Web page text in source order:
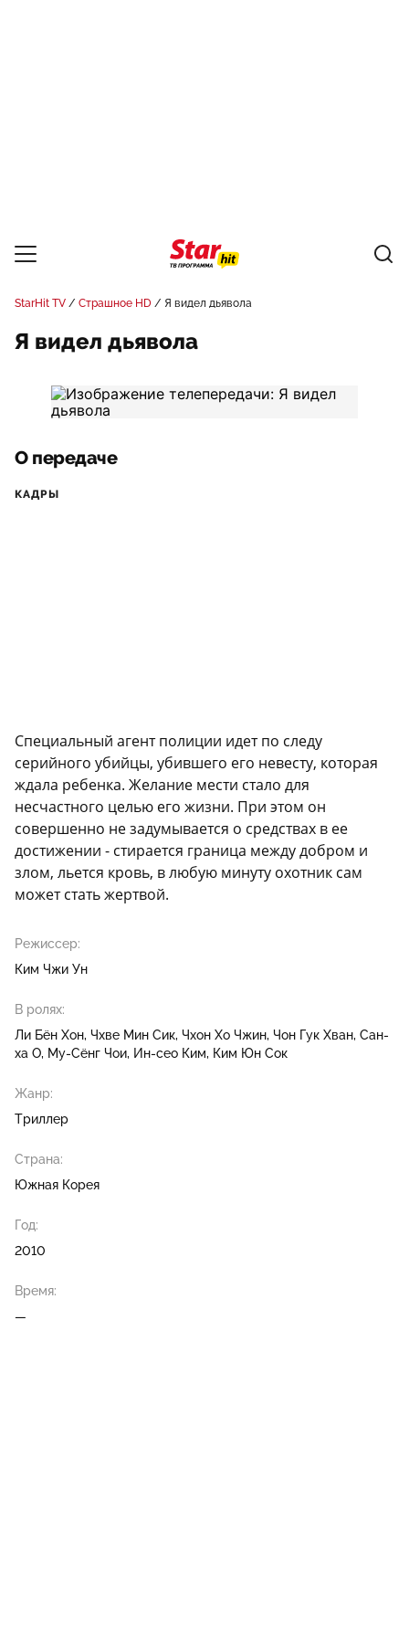
StarHit TV Страшное HD Я видел дьявола
Я видел дьявола
О передаче
КАДРЫ
Специальный агент полиции идет по следу
серийного убийцы, убившего его невесту, которая
ждала ребенка. Желание мести стало для
несчастного целью его жизни. При этом он
совершенно не задумывается о средствах в ее
достижении - стирается граница между добром и
злом, льется кровь, в любую минуту охотник сам
может стать жертвой.
Режиссер:
Ким Чжи Ун
В ролях:
Ли Бён Хон Чхве Мин Сик Чхон Хо Чжин Чон Гук Хван Сан-
ха О Му-Сёнг Чои Ин-сео Ким Ким Юн Сок
Жанр:
Триллер
Страна:
Южная Корея
Год:
2010
Время:
—